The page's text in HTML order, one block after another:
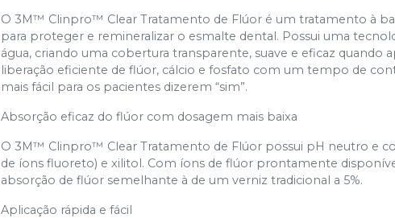
O 3M™ Clinpro™ Clear Tratamento de Flúor é um tratamento à
para proteger e remineralizar o esmalte dental. Possui uma
água, criando uma cobertura transparente, suave e eficaz quando
liberação eficiente de flúor, cálcio e fosfato com um tempo de
mais fácil para os pacientes dizerem “sim”.
Absorção eficaz do flúor com dosagem mais baixa
O 3M™ Clinpro™ Clear Tratamento de Flúor possui pH neutro e
de íons fluoreto) e xilitol. Com íons de flúor prontamente
absorção de flúor semelhante à de um verniz tradicional a 5%.
Aplicação rápida e fácil